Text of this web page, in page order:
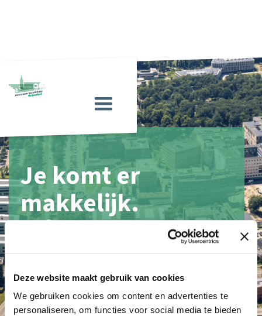
Deze website maakt gebruik van cookies
We gebruiken cookies om content en advertenties te
personaliseren, om functies voor social media te bieden
Je komt er
makkelijk.
Mét comfort en
een kleine CO2-
footprint.